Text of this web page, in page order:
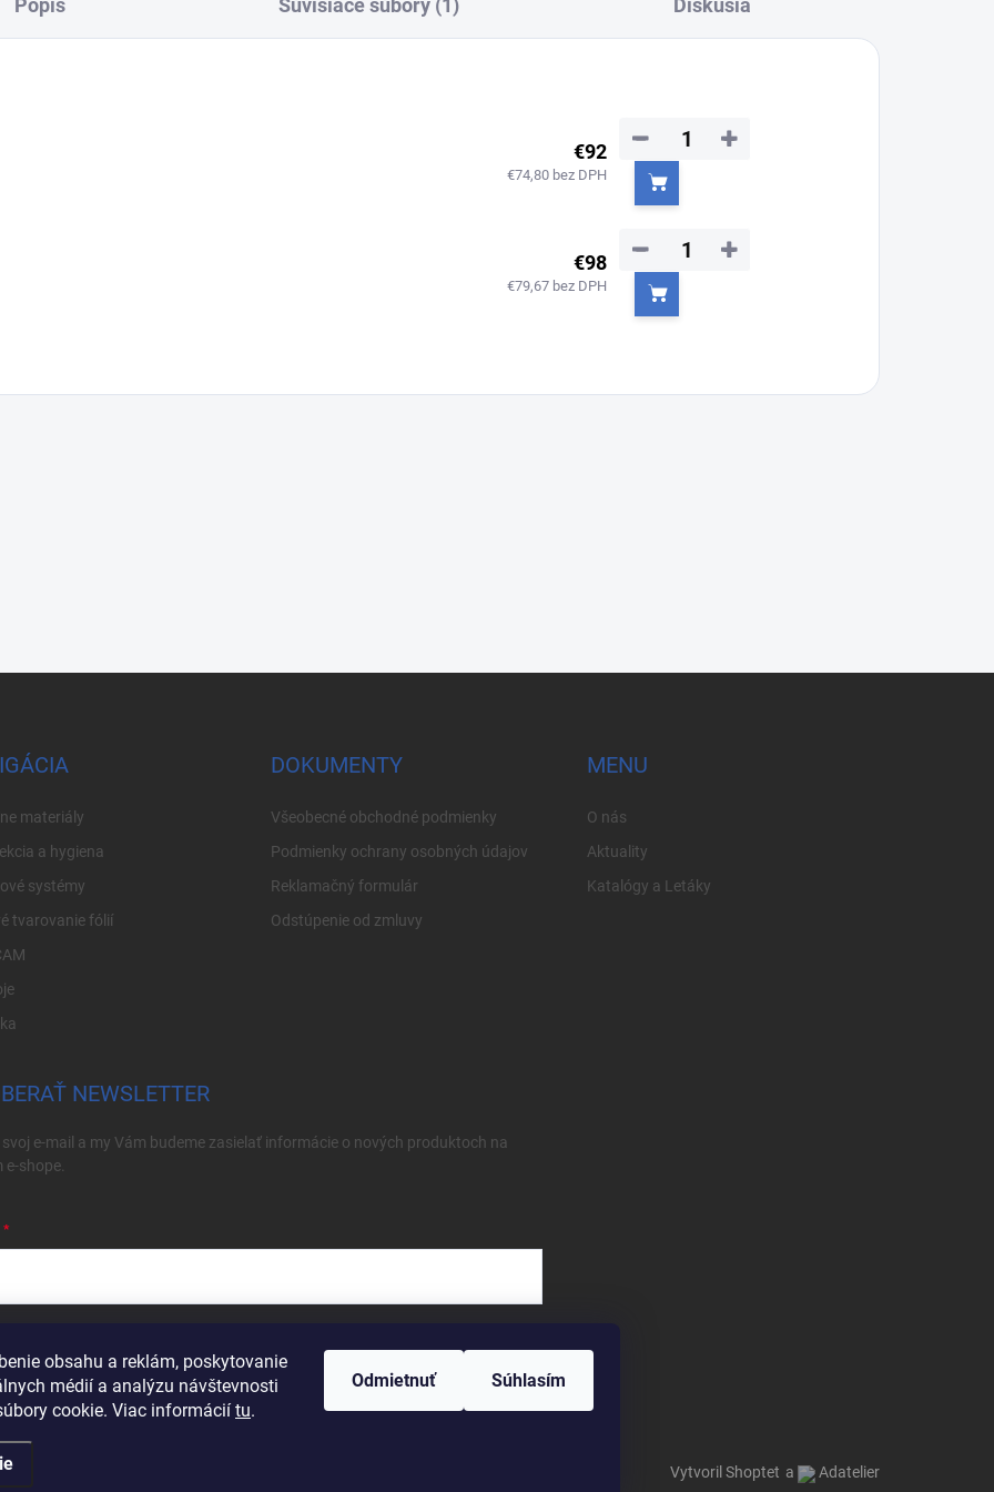
obsahu a reklám, poskytovanie
médií a analýzu návštevnosti
cookie. Viac informácií tu.
Odmietnuť Súhlasím
Popis Súvisiace súbory (1) Diskusia
€92
€74,80 bez DPH
+
−
Do košíka
€98
€79,67 bez DPH
+
−
Do košíka
materiály
a hygiena
systémy
tvarovanie fólií
DOKUMENTY
Všeobecné obchodné podmienky
Podmienky ochrany osobných údajov
Reklamačný formulár
Odstúpenie od zmluvy
MENU
O nás
Aktuality
Katalógy a Letáky
NEWSLETTER
e-mail a my Vám budeme zasielať informácie o nových produktoch na
e-shope.
sa
Vytvoril Shoptet a Adatelier